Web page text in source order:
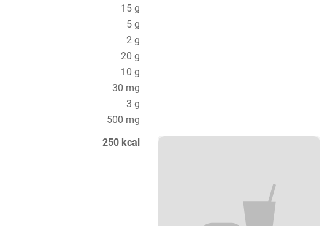
15 g
5 g
2 g
20 g
10 g
30 mg
3 g
500 mg
250 kcal